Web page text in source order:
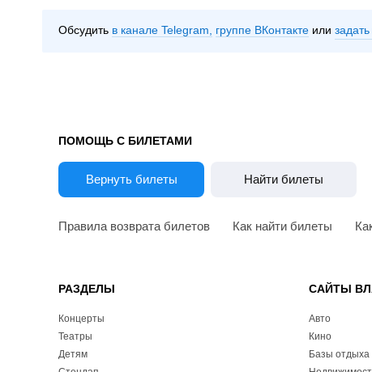
Обсудить в канале Telegram группе ВКонтакте
ПОМОЩЬ С БИЛЕТАМИ
Вернуть билеты Найти билеты
Правила возврата билетов Как найти билеты
РАЗДЕЛЫ
Концерты
Театры
Детям
САЙТЫ
Авто
Кино
Базы отдыха